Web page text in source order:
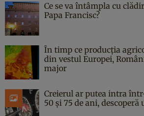
Ce se va întâmpla cu
Papa Francisc?
În timp ce producția
din vestul Europei,
major
Creierul ar putea intra
50 și 75 de ani, descoperă